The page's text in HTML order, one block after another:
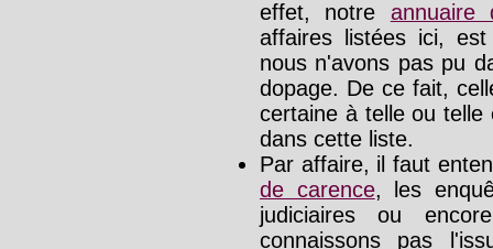
effet, notre annuaire
affaires listées ici,
nous n'avons pas pu
dopage. De ce fait,
certaine à telle ou telle
dans cette liste.
Par affaire, il faut
de carence, les
judiciaires ou
connaissons pas